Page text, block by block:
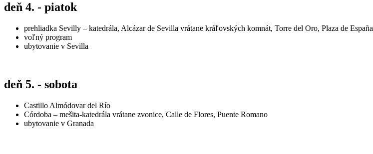
deň 4. - piatok
prehliadka Sevilly – katedrála, Alcázar de Sevilla vrátane kráľovských komnát, Torre del Oro, Plaza de España
voľný program
ubytovanie v Sevilla
deň 5. - sobota
Castillo Almódovar del Río
Córdoba – mešita-katedrála vrátane zvonice, Calle de Flores, Puente Romano
ubytovanie v Granada